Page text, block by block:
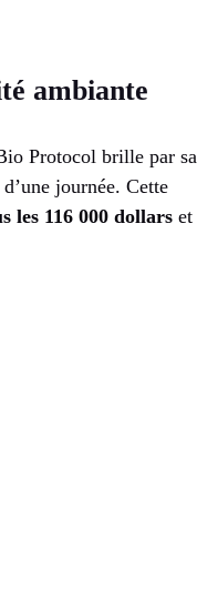
ambiante
Protocol brille par sa
journée. Cette
les 116 000 dollars et